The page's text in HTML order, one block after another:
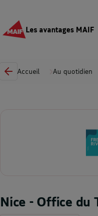
Les avantages MAIF
Accueil Au quotidien
Nice - Office du